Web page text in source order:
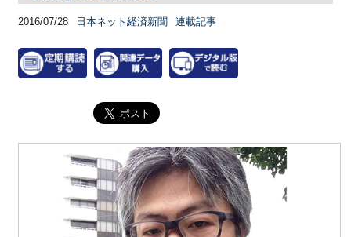
2016/07/28 日本ネット経済新聞 連載記事